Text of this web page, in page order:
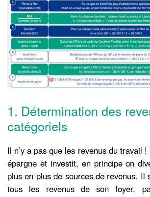
1. Détermination des
catégoriels
Il n’y a pas que les revenus du travail
épargne et investit, en principe on
plus en plus de sources de revenus. Il
tous les revenus de son foyer,